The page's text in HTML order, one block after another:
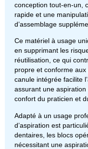
conception tout-en-un,
rapide et une
d’assemblage
Ce matériel à usage
en supprimant les
réutilisation, ce qui
propre et conforme aux
canule intégrée facilite
assurant une
confort du praticien et
Adapté à un usage
d’aspiration est
dentaires, les blocs
nécessitant une